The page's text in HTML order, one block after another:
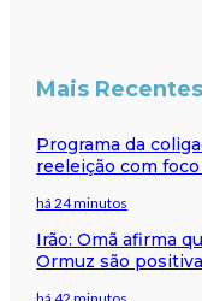
Mais Recentes
Programa da
reeleição com
há 24 minutos
Irão: Omã afirma
Ormuz são